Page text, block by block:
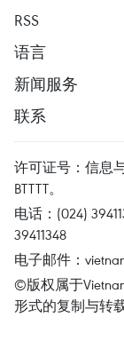
RSS
语言
新闻服务
联系
许可证号：信息
BTTTT。
电话：(024)
39411348
电子邮件：
©版权属于
形式的复制与转载